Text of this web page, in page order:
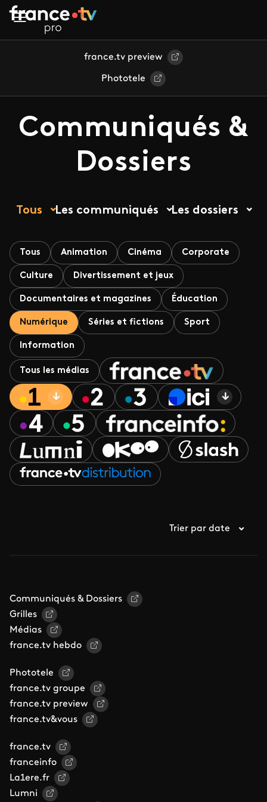
Aller au contenu principal
france.tv preview
Phototele
Communiqués &
Dossiers
Tous Les communiqués Les dossiers
Tous Animation Cinéma Corporate
Culture Divertissement et jeux
Documentaires et magazines Éducation
Numérique Séries et fictions Sport
Information
Tous les médias
Trier par date
Communiqués & Dossiers
Grilles
Médias
france.tv hebdo
Phototele
france.tv groupe
france.tv preview
france.tv&vous
france.tv
franceinfo
La1ere.fr
Lumni